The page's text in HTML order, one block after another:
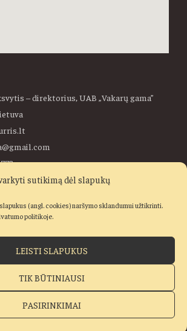
sutikimą dėl slapukų
(angl. cookies) naršymo sklandumui užtikrinti.
politikoje.
LEISTI SLAPUKUS
TIK BŪTINIAUSI
PASIRINKIMAI
– direktorius, UAB „Vakarų gama”
© 2019–2026 Ludo Turris, UAB „Vakarų
gama“
taisyklės Privatumo ir slapukų politika